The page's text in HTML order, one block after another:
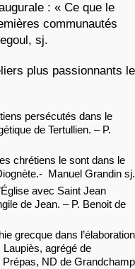
: « Ce que le
communautés
sj.
plus passionnants
persécutés dans le
de Tertullien. – P.
chrétiens le sont dans le
Manuel Grandin sj.
avec Saint Jean
de Jean. – P. Benoit de
grecque dans l’élaboration
agrégé de
ND de